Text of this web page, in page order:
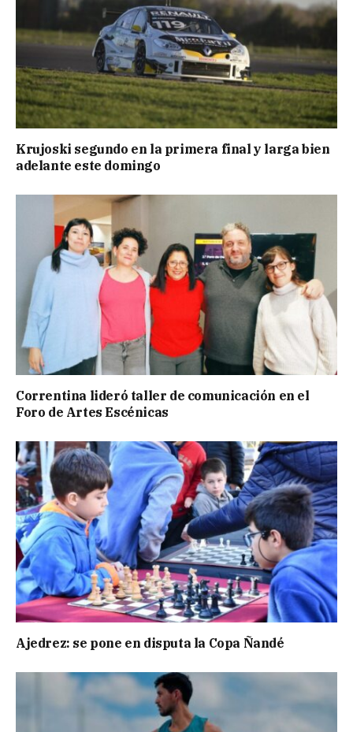
Krujoski segundo en la primera final y larga bien
adelante este domingo
Correntina lideró taller de comunicación en el
Foro de Artes Escénicas
Ajedrez: se pone en disputa la Copa Ñandé